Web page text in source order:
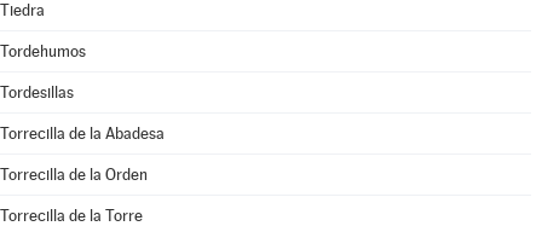
Tiedra
Tordehumos
Tordesillas
Torrecilla de la Abadesa
Torrecilla de la Orden
Torrecilla de la Torre